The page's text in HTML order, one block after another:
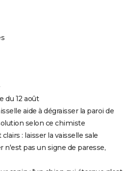
du 12 août
aide à dégraisser la paroi de
selon ce chimiste
: laisser la vaisselle sale
n'est pas un signe de paresse,